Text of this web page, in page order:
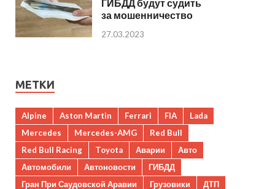
ГИБДД будут судить
за мошенничество
27.03.2023
МЕТКИ
Alpine Aston Martin Ferrari FIA
Lada
Mercedes
Mercedes-AMG
Red Bull
Red Bull Racing
Toyota Аварии
Авто
Автомобили
Автоновости
ГИБДД
Гран При Саудовской Аравии
Грузовики
ДТП